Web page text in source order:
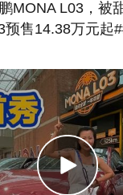
MONA L03，被
预售14.38万元起